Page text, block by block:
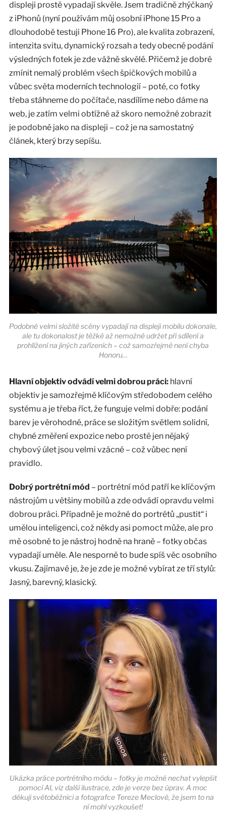
displeji prostě vypadají skvěle. Jsem tradičně zhýčkaný
z iPhonů (nyní používám můj osobní iPhone 15 Pro a
dlouhodobě testuji Phone 16 Pro), ale kvalita zobrazení,
intenzita svitu, dynamický rozsah a tedy obecně podání
výsledných fotek je zde vážně skvělé. Přičemž je dobré
zmínit nemalý problém všech špičkových mobilů a
vůbec světa moderních technologií – poté, co fotky
třeba stáhneme do počítače, nasdílíme nebo dáme na
web, je zatím velmi obtížné až skoro nemožné zobrazit
je podobně jako na displeji – což je na samostatný
článek, který brzy sepíšu.
Podobné velmi složité scény vypadají na displeji mobilu dokonale,
ale tu dokonalost je těžké až nemožné udržet při sdílení a
prohlížení na jiných zařízeních – což samozřejmě není chyba
Honoru…
Hlavní objektiv odvádí velmi dobrou práci:hlavní
objektiv je samozřejmě klíčovým středobodem celého
systému a je třeba říct, že funguje velmi dobře: podání
barev je věrohodné, práce se složitým světlem solidní,
chybné změření expozice nebo prostě jen nějaký
chybový úlet jsou velmi vzácné – což vůbec není
pravidlo.
Dobrý portrétní mód – portrétní mód patří ke klíčovým
nástrojům u většiny mobilů a zde odvádí opravdu velmi
dobrou práci. Případně je možné do portrétů „pustit“ i
umělou inteligenci, což někdy asi pomoct může, ale pro
mě osobně to je nástroj hodně na hraně – fotky občas
vypadají uměle. Ale nesporně to bude spíš věc osobního
vkusu. Zajímavé je, že je zde je možné vybírat ze tří stylů:
Jasný, barevný, klasický.
Ukázka práce portrétního módu – fotky je možné nechat vylepšit
pomocí AI, viz další ilustrace, zde je verze bez úprav. A moc
děkuji světoběžnici a fotografce Tereze Meclové, že jsem to na
ní mohl vyzkoušet!